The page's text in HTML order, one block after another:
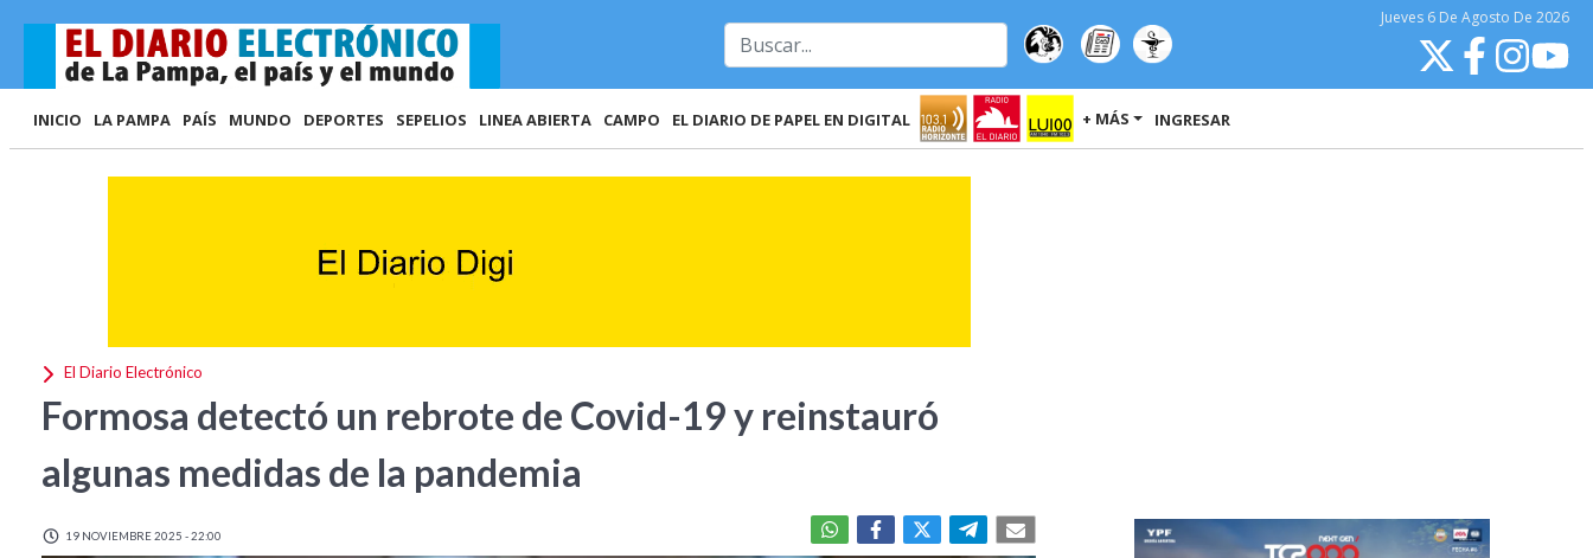
Jueves 6 De Agosto De 2026
INICIO LA PAMPA PAÍS MUNDO DEPORTES SEPELIOS LINEA ABIERTA CAMPO EL DIARIO DE PAPEL EN DIGITAL + MÁS INGRESAR
El Diario Electrónico
Formosa detectó un rebrote de Covid-19 y reinstauró
algunas medidas de la pandemia
19 NOVIEMBRE 2025 - 22:00